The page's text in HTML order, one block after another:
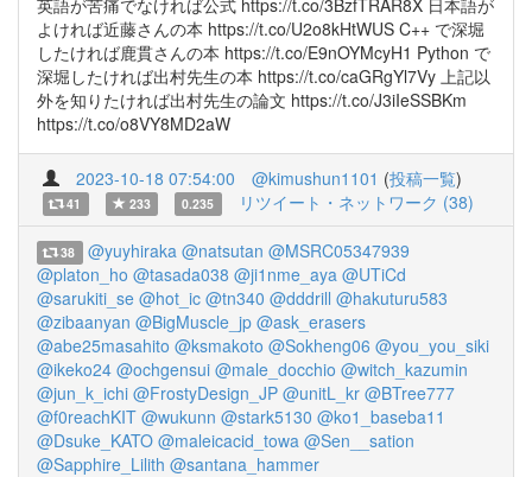
英語が苦痛でなければ公式 https://t.co/3BzfTRAR8X 日本語が
よければ近藤さんの本 https://t.co/U2o8kHtWUS C++ で深堀
したければ鹿貫さんの本 https://t.co/E9nOYMcyH1 Python で
深堀したければ出村先生の本 https://t.co/caGRgYl7Vy 上記以
外を知りたければ出村先生の論文 https://t.co/J3iIeSSBKm
https://t.co/o8VY8MD2aW
2023-10-18 07:54:00 @kimushun1101 (投稿一覧)
41 233 0.235 リツイート・ネットワーク (38)
38 @yuyhiraka @natsutan @MSRC05347939
@platon_ho @tasada038 @ji1nme_aya @UTiCd
@sarukiti_se @hot_ic @tn340 @dddrill @hakuturu583
@zibaanyan @BigMuscle_jp @ask_erasers
@abe25masahito @ksmakoto @Sokheng06 @you_you_siki
@ikeko24 @ochgensui @male_docchio @witch_kazumin
@jun_k_ichi @FrostyDesign_JP @unitL_kr @BTree777
@f0reachKIT @wukunn @stark5130 @ko1_baseba11
@Dsuke_KATO @maleicacid_towa @Sen__sation
@Sapphire_Lilith @santana_hammer